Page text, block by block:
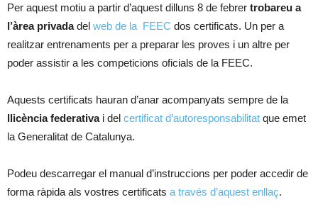
Per aquest motiu a partir d’aquest dilluns 8 de febrer trobareu a
l’àrea privadadel web de la FEEC dos certificats. Un per a
realitzar entrenaments per a preparar les proves i un altre per
poder assistir a les competicions oficials de la FEEC.
Aquests certificats hauran d’anar acompanyats sempre de la
llicència federativai del certificat d’autoresponsabilitat que emet
la Generalitat de Catalunya.
Podeu descarregar el manual d’instruccions per poder accedir de
forma ràpida als vostres certificats a través d’aquest enllaç.